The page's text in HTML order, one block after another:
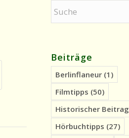
Beiträge
Berlinflaneur (1)
Filmtipps (50)
Historischer Beitrag
Hörbuchtipps (27)